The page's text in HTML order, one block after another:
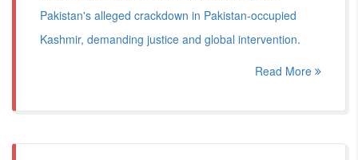
Pakistan's alleged crackdown in Pakistan-occupied
Kashmir, demanding justice and global intervention.
Read More